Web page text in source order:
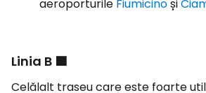
aeroporturile Fiumicinoși
Linia B 🟦
Celălalt traseu care este foarte